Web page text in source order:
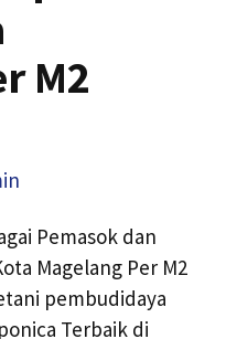
M2
Pemasok dan
Magelang Per M2
pembudidaya
Terbaik di